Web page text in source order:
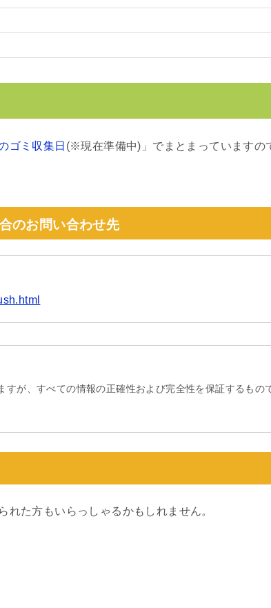
ゴミ収集日 (※現在準備中)」でまとまっていますの
のお問い合わせ先
が、すべての情報の正確性および完全性を保証するもの
た方もいらっしゃるかもしれません。